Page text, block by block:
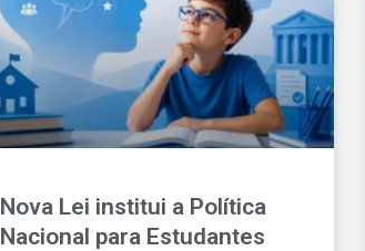
Nova Lei institui a Política
Nacional para Estudantes